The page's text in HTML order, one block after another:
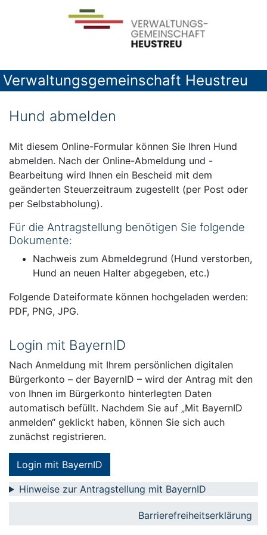
Verwaltungsgemeinschaft Heustreu
Hund abmelden
Mit diesem Online-Formular können Sie Ihren Hund
abmelden. Nach der Online-Abmeldung und -
Bearbeitung wird Ihnen ein Bescheid mit dem
geänderten Steuerzeitraum zugestellt (per Post oder
per Selbstabholung).
Für die Antragstellung benötigen Sie folgende
Dokumente:
Nachweis zum Abmeldegrund (Hund verstorben,
Hund an neuen Halter abgegeben, etc.)
Folgende Dateiformate können hochgeladen werden:
PDF, PNG, JPG.
Login mit BayernID
Nach Anmeldung mit Ihrem persönlichen digitalen
Bürgerkonto – der BayernID – wird der Antrag mit den
von Ihnen im Bürgerkonto hinterlegten Daten
automatisch befüllt. Nachdem Sie auf „Mit BayernID
anmelden“ geklickt haben, können Sie sich auch
zunächst registrieren.
Login mit BayernID
Hinweise zur Antragstellung mit BayernID
Barrierefreiheitserklärung